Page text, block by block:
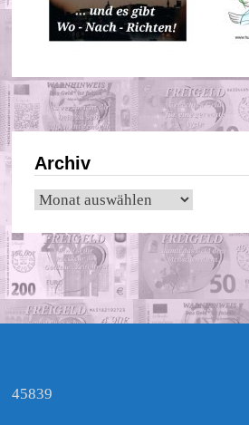
Archiv
Archiv
45839